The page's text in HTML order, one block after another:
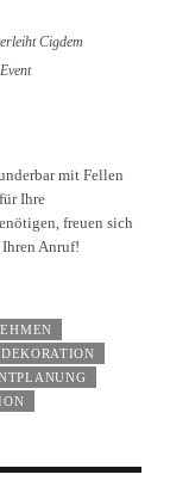
Cigdem
mit Fellen
Ihre
freuen sich
Anruf!